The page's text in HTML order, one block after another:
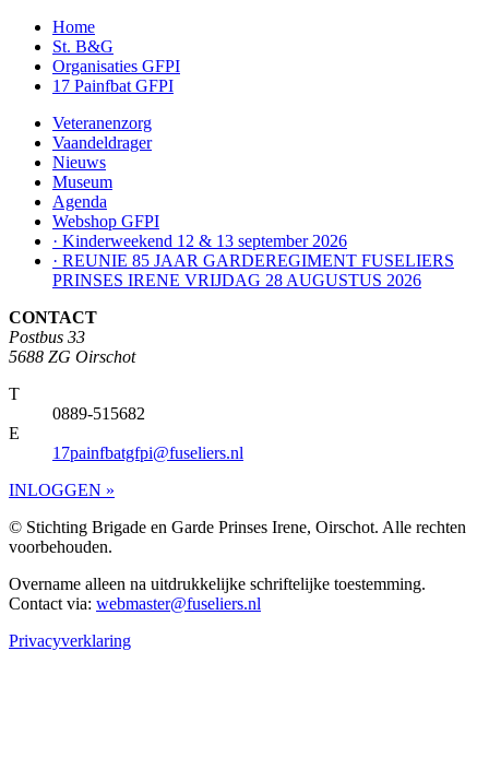
Home
St. B&G
Organisaties GFPI
17 Painfbat GFPI
Veteranenzorg
Vaandeldrager
Nieuws
Museum
Agenda
Webshop GFPI
· Kinderweekend 12 & 13 september 2026
· REUNIE 85 JAAR GARDEREGIMENT FUSELIERS
PRINSES IRENE VRIJDAG 28 AUGUSTUS 2026
CONTACT
Postbus 33
5688 ZG Oirschot
T
0889-515682
E
17painfbatgfpi@fuseliers.nl
INLOGGEN »
© Stichting Brigade en Garde Prinses Irene, Oirschot. Alle rechten
voorbehouden.
Overname alleen na uitdrukkelijke schriftelijke toestemming.
Contact via: webmaster@fuseliers.nl
Privacyverklaring